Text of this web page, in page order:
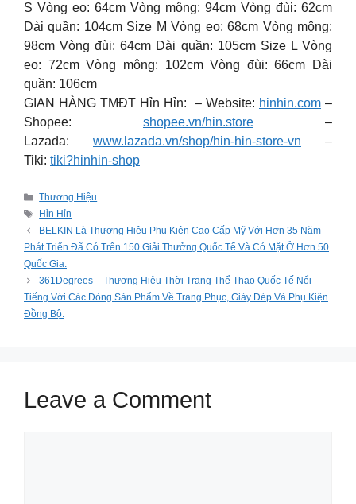
S Vòng eo: 64cm Vòng mông: 94cm Vòng đùi: 62cm
Dài quần: 104cm Size M Vòng eo: 68cm Vòng mông:
98cm Vòng đùi: 64cm Dài quần: 105cm Size L Vòng
eo: 72cm Vòng mông: 102cm Vòng đùi: 66cm Dài
quần: 106cm
GIAN HÀNG TMĐT Hỉn Hỉn: – Website: hinhin.com –
Shopee: shopee.vn/hin.store –
Lazada: www.lazada.vn/shop/hin-hin-store-vn –
Tiki: tiki?hinhin-shop
Categories
Thương Hiệu
Tags
Hỉn Hỉn
BELKIN Là Thương Hiệu Phụ Kiện Cao Cấp Mỹ Với Hơn 35 Năm
Phát Triển Đã Có Trên 150 Giải Thưởng Quốc Tế Và Có Mặt Ở Hơn 50
Quốc Gia.
361Degrees – Thương Hiệu Thời Trang Thể Thao Quốc Tế Nổi
Tiếng Với Các Dòng Sản Phẩm Về Trang Phục, Giày Dép Và Phụ Kiện
Đồng Bộ.
Leave a Comment